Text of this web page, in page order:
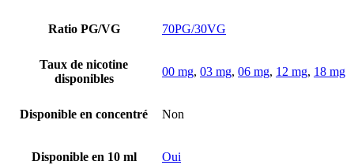
Ratio PG/VG 70PG/30VG
Taux de nicotine
disponibles
00 mg, 03 mg, 06 mg, 12 mg, 18 mg
Disponible en concentré Non
Disponible en 10 ml Oui